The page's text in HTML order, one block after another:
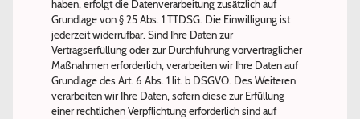
haben, erfolgt die Datenverarbeitung zusätzlich auf
Grundlage von § 25 Abs. 1 TTDSG. Die Einwilligung ist
jederzeit widerrufbar. Sind Ihre Daten zur
Vertragserfüllung oder zur Durchführung vorvertraglicher
Maßnahmen erforderlich, verarbeiten wir Ihre Daten auf
Grundlage des Art. 6 Abs. 1 lit. b DSGVO. Des Weiteren
verarbeiten wir Ihre Daten, sofern diese zur Erfüllung
einer rechtlichen Verpflichtung erforderlich sind auf